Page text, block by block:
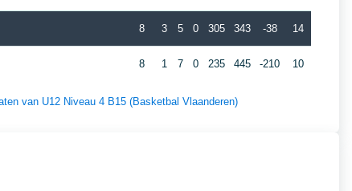
8 3 5 0 305 343 -38 14
8 1 7 0 235 445 -210 10
van U12 Niveau 4 B15 (Basketbal Vlaanderen)